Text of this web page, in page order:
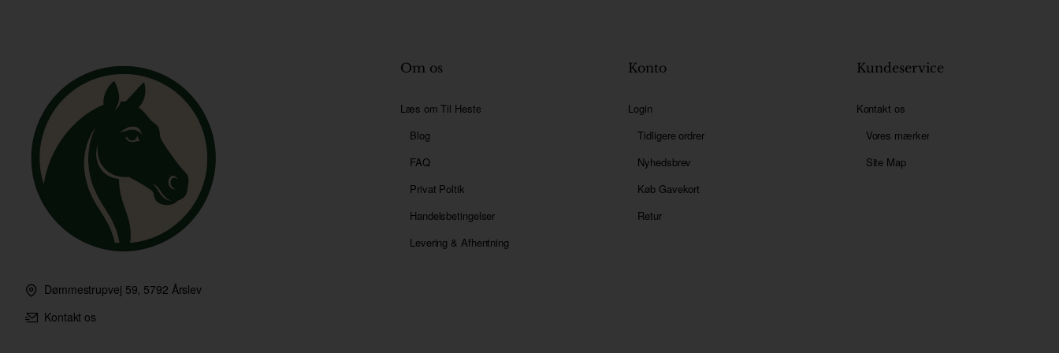
Dømmestrupvej 59, 5792 Årslev
Kontakt os
Om os
Læs om Til Heste
Blog
FAQ
Privat Poltik
Handelsbetingelser
Levering & Afhentning
Konto
Login
Tidligere ordrer
Nyhedsbrev
Køb Gavekort
Retur
Kundeservice
Kontakt os
Vores mærker
Site Map